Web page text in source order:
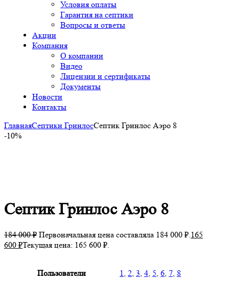
Условия оплаты
Гарантия на септики
Вопросы и ответы
Акции
Компания
О компании
Видео
Лицензии и сертификаты
Документы
Новости
Контакты
ГлавнаяСептики ГринлосСептик Гринлос Аэро 8
-10%
Септик Гринлос Аэро 8
184 000₽ Первоначальная цена составляла 184 000 ₽.165
600 ₽Текущая цена: 165 600 ₽.
Пользователи 1, 2, 3, 4, 5, 6, 7, 8